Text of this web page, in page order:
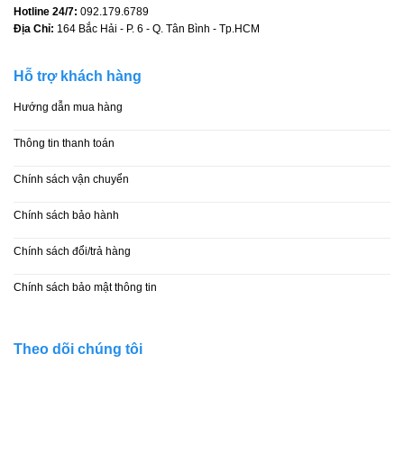
Hotline 24/7: 092.179.6789
Địa Chỉ: 164 Bắc Hải - P. 6 - Q. Tân Bình - Tp.HCM
Hỗ trợ khách hàng
Hướng dẫn mua hàng
Thông tin thanh toán
Chính sách vận chuyển
Chính sách bảo hành
Chính sách đổi/trả hàng
Chính sách bảo mật thông tin
Theo dõi chúng tôi